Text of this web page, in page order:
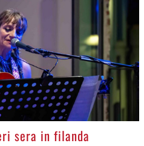
sera in filanda